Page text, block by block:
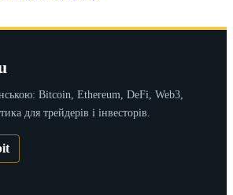
Bitcoin, Ethereum, DeFi, Web3,
для трейдерів і інвесторів.